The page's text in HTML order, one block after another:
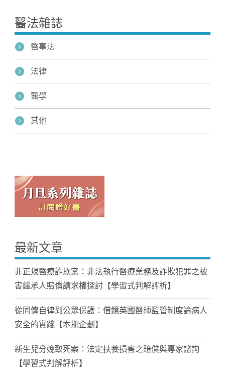
醫法雜誌
醫事法
法律
醫學
其他
最新文章
非正規醫療詐欺案：非法執行醫療業務及詐欺犯罪之被
害繼承人賠償請求權探討【學習式判解評析】
從同儕自律到公眾保護：借鏡英國醫師監管制度論病人
安全的實踐【本期企劃】
新生兒分娩致死案：法定扶養損害之賠償與專家諮詢
【學習式判解評析】